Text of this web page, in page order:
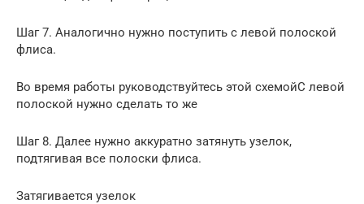
Шаг 7. Аналогично нужно поступить с левой полоской
флиса.
Во время работы руководствуйтесь этой схемойС левой
полоской нужно сделать то же
Шаг 8. Далее нужно аккуратно затянуть узелок,
подтягивая все полоски флиса.
Затягивается узелок